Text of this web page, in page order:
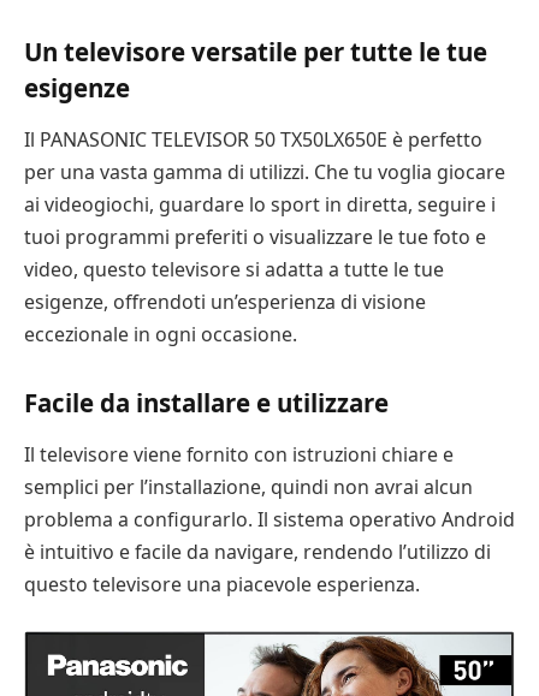
Un televisore versatile per tutte le tue
esigenze
Il PANASONIC TELEVISOR 50 TX50LX650E è perfetto
per una vasta gamma di utilizzi. Che tu voglia giocare
ai videogiochi, guardare lo sport in diretta, seguire i
tuoi programmi preferiti o visualizzare le tue foto e
video, questo televisore si adatta a tutte le tue
esigenze, offrendoti un’esperienza di visione
eccezionale in ogni occasione.
Facile da installare e utilizzare
Il televisore viene fornito con istruzioni chiare e
semplici per l’installazione, quindi non avrai alcun
problema a configurarlo. Il sistema operativo Android
è intuitivo e facile da navigare, rendendo l’utilizzo di
questo televisore una piacevole esperienza.